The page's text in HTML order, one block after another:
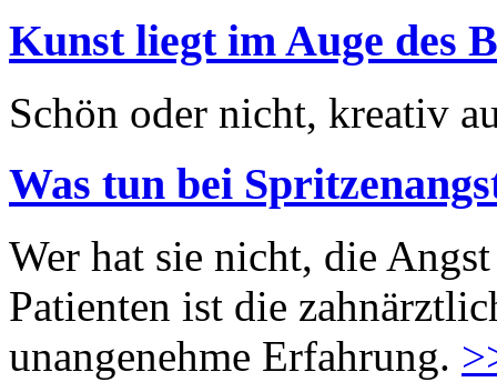
Kunst liegt im Auge des
Schön oder nicht, kreativ
Was tun bei
Wer hat sie nicht, die
Patienten ist die
unangenehme Erfahrung.